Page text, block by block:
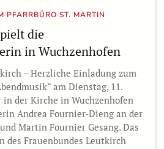
PFARRBÜRO ST. MARTIN
die
in Wuchzenhofen
– Herzliche Einladung zum
am Dienstag, 11.
in der Kirche in Wuchzenhofen
Andrea Fournier-Dieng an der
Martin Fournier Gesang. Das
des Frauenbundes Leutkirch